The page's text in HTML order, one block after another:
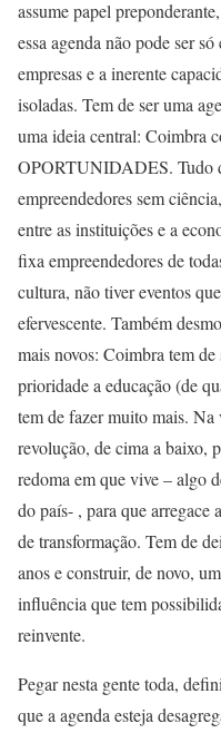
assume papel
essa agenda não pode ser
empresas e a inerente
isoladas. Tem de ser uma
uma ideia central: Coimbra
OPORTUNIDADES. Tudo
empreendedores sem
entre as instituições e a
fixa empreendedores de
cultura, não tiver eventos
efervescente. Também
mais novos: Coimbra tem
prioridade a educação (de
tem de fazer muito mais. Na
revolução, de cima a baixo,
redoma em que vive – algo
do país- , para que arregace
de transformação. Tem de
anos e construir, de novo,
influência que tem
reinvente.
Pegar nesta gente toda,
que a agenda esteja